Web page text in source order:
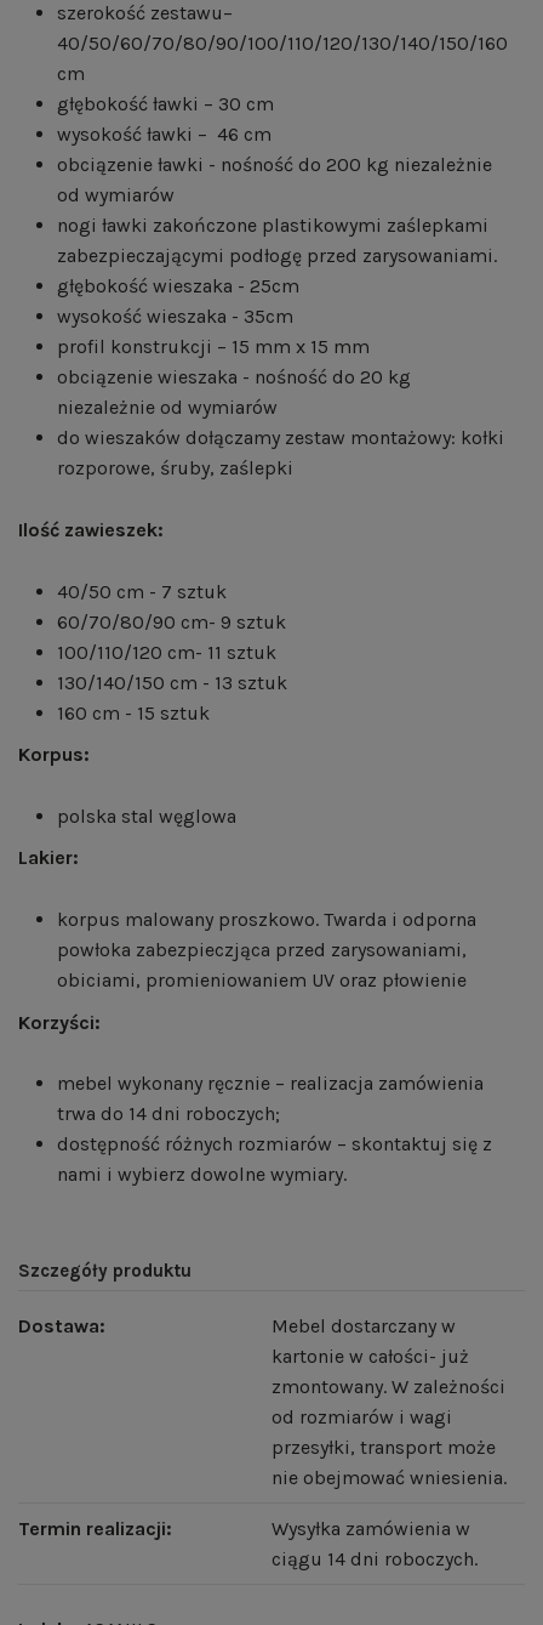
szerokość zestawu–
40/50/60/70/80/90/100/110/120/130/140/150/160
cm
głębokość ławki – 30 cm
wysokość ławki – 46 cm
obciązenie ławki - nośność do 200 kg niezależnie
od wymiarów
nogi ławki zakończone plastikowymi zaślepkami
zabezpieczającymi podłogę przed zarysowaniami.
głębokość wieszaka - 25cm
wysokość wieszaka - 35cm
profil konstrukcji – 15 mm x 15 mm
obciązenie wieszaka - nośność do 20 kg
niezależnie od wymiarów
do wieszaków dołączamy zestaw montażowy: kołki
rozporowe, śruby, zaślepki
Ilość zawieszek:
40/50 cm - 7 sztuk
60/70/80/90 cm- 9 sztuk
100/110/120 cm- 11 sztuk
130/140/150 cm - 13 sztuk
160 cm - 15 sztuk
Korpus:
polska stal węglowa
Lakier:
korpus malowany proszkowo. Twarda i odporna
powłoka zabezpieczjąca przed zarysowaniami,
obiciami, promieniowaniem UV oraz płowienie
Korzyści:
mebel wykonany ręcznie – realizacja zamówienia
trwa do 14 dni roboczych;
dostępność różnych rozmiarów – skontaktuj się z
nami i wybierz dowolne wymiary.
Szczegóły produktu
Dostawa:
Mebel dostarczany w
kartonie w całości- już
zmontowany. W zależności
od rozmiarów i wagi
przesyłki, transport może
nie obejmować wniesienia.
Termin realizacji:
Wysyłka zamówienia w
ciągu 14 dni roboczych.